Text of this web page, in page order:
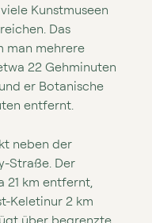
Kunstmuseen
Das
man mehrere
22 Gehminuten
er Botanische
entfernt.
neben der
⁠⁠⁠Straße. Der
21 km entfernt,
⁠⁠⁠Keletinur 2 km